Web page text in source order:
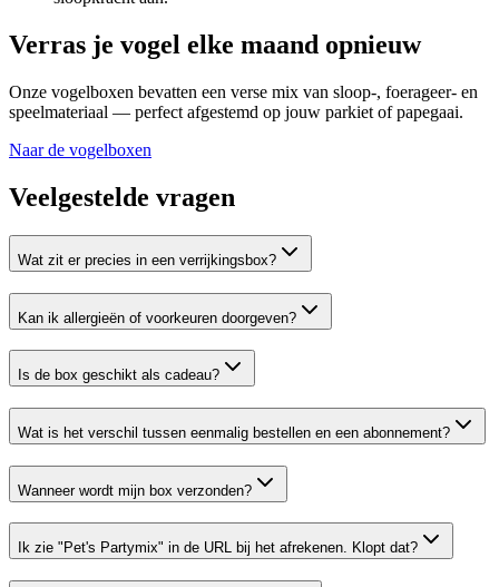
Verras je vogel elke maand opnieuw
Onze vogelboxen bevatten een verse mix van sloop-, foerageer- en
speelmateriaal — perfect afgestemd op jouw parkiet of papegaai.
Naar de vogelboxen
Veelgestelde vragen
Wat zit er precies in een verrijkingsbox?
Kan ik allergieën of voorkeuren doorgeven?
Is de box geschikt als cadeau?
Wat is het verschil tussen eenmalig bestellen en een abonnement?
Wanneer wordt mijn box verzonden?
Ik zie "Pet's Partymix" in de URL bij het afrekenen. Klopt dat?